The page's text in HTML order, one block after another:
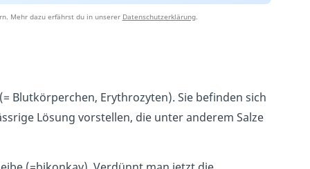
Mehr dazu erfährst du in unserer Datenschutzerklärung.
Blutkörperchen, Erythrozyten). Sie befinden sich
Lösung vorstellen, die unter anderem Salze